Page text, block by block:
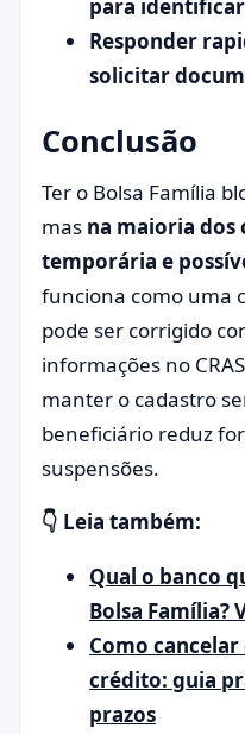
para
Responder
solicitar
Conclusão
Ter o Bolsa Família
mas na maioria dos
temporária e
funciona como uma
pode ser corrigido
informações no
manter o cadastro
beneficiário reduz
suspensões.
👇 Leia também:
Qual o banco
Bolsa Família?
Como
crédito: guia
prazos